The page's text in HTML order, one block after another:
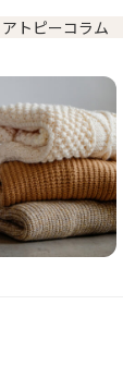
アトピーコラム